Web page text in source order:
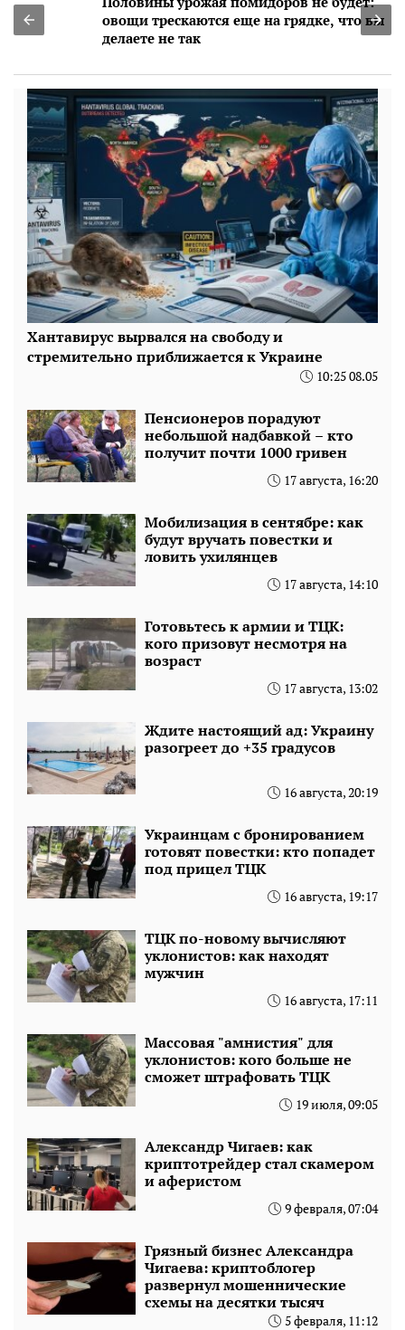
овощи трескаются еще на грядке, что вы
делаете не так
Хантавирус вырвался на свободу и
стремительно приближается к Украине
10:25 08.05
Пенсионеров порадуют
небольшой надбавкой – кто
получит почти 1000 гривен
17 августа, 16:20
Мобилизация в сентябре: как
будут вручать повестки и
ловить ухилянцев
17 августа, 14:10
Готовьтесь к армии и ТЦК:
кого призовут несмотря на
возраст
17 августа, 13:02
Ждите настоящий ад: Украину
разогреет до +35 градусов
16 августа, 20:19
Украинцам с бронированием
готовят повестки: кто попадет
под прицел ТЦК
16 августа, 19:17
ТЦК по-новому вычисляют
уклонистов: как находят
мужчин
16 августа, 17:11
Массовая "амнистия" для
уклонистов: кого больше не
сможет штрафовать ТЦК
19 июля, 09:05
Александр Чигаев: как
криптотрейдер стал скамером
и аферистом
9 февраля, 07:04
Грязный бизнес Александра
Чигаева: криптоблогер
развернул мошеннические
схемы на десятки тысяч
5 февраля, 11:12